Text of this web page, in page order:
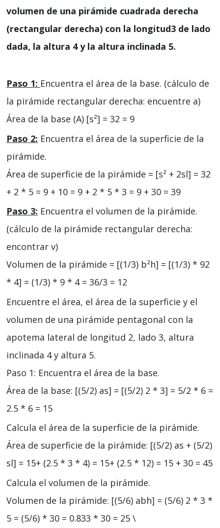
volumen de una pirámide cuadrada derecha
(rectangular derecha) con la longitud3 de lado
dada, la altura 4 y la altura inclinada 5.
Paso 1: Encuentra el área de la base. (cálculo de
la pirámide rectangular derecha: encuentre a)
Área de la base (A) [s²] = 32 = 9
Paso 2: Encuentra el área de la superficie de la
pirámide.
Área de superficie de la pirámide = [s² + 2sl] = 32
+ 2 * 5 = 9 + 10 = 9 + 2 * 5 * 3 = 9 + 30 = 39
Paso 3: Encuentra el volumen de la pirámide.
(cálculo de la pirámide rectangular derecha:
encontrar v)
Volumen de la pirámide = [(1/3) b²h] = [(1/3) * 92
* 4] = (1/3) * 9 * 4 = 36/3 = 12
Encuentre el área, el área de la superficie y el
volumen de una pirámide pentagonal con la
apotema lateral de longitud 2, lado 3, altura
inclinada 4 y altura 5.
Paso 1: Encuentra el área de la base.
Área de la base: [(5/2) as] = [(5/2) 2 * 3] = 5/2 * 6 =
2.5 * 6 = 15
Calcula el área de la superficie de la pirámide.
Área de superficie de la pirámide: [(5/2) as + (5/2)
sl] = 15+ (2.5 * 3 * 4) = 15+ (2.5 * 12) = 15 + 30 = 45
Calcula el volumen de la pirámide.
Volumen de la pirámide: [(5/6) abh] = (5/6) 2 * 3 *
5 = (5/6) * 30 = 0.833 * 30 = 25 \